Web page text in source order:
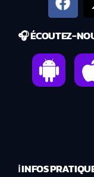
🎧 ÉCOUTEZ-
ℹ️ INFOS